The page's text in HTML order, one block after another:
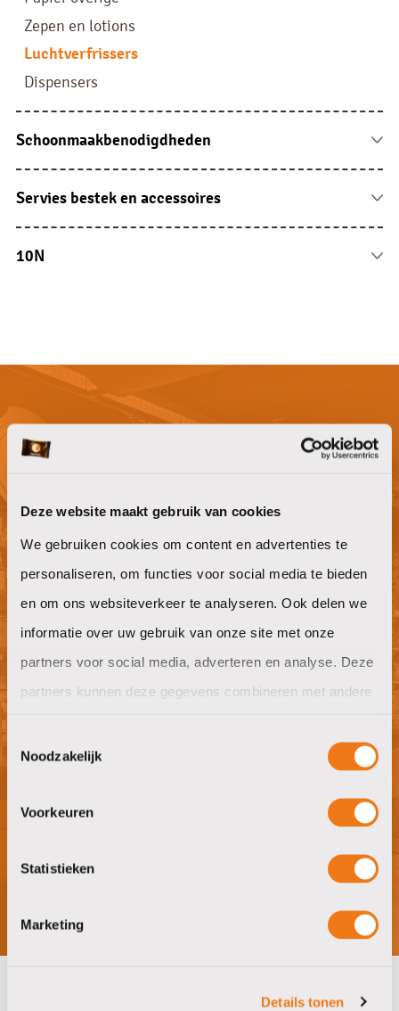
Deze website maakt gebruik van cookies
We gebruiken cookies om content en advertenties te
personaliseren, om functies voor social media te bieden
en om ons websiteverkeer te analyseren. Ook delen we
informatie over uw gebruik van onze site met onze
partners voor social media, adverteren en analyse. Deze
partners kunnen deze gegevens combineren met andere
verzameld op basis van uw gebruik van hun services.
Noodzakelijk
Voorkeuren
Statistieken
Marketing
Details tonen
Limonade siropen
Drank overige
Zepen en lotions
Luchtverfrissers
Dispensers
Schoonmaakbenodigdheden
Vaat en wasbenodigdheden
Reinigingsartikelen
Overige
Servies bestek en accessoires
Porselein
Glaswerk
10N
Niet gevonden waar je naar op zoek
Willen jullie ook goeie koffie op het
werk?
offerte aanvragen
Nieuwsgierig naar wat wij in huis